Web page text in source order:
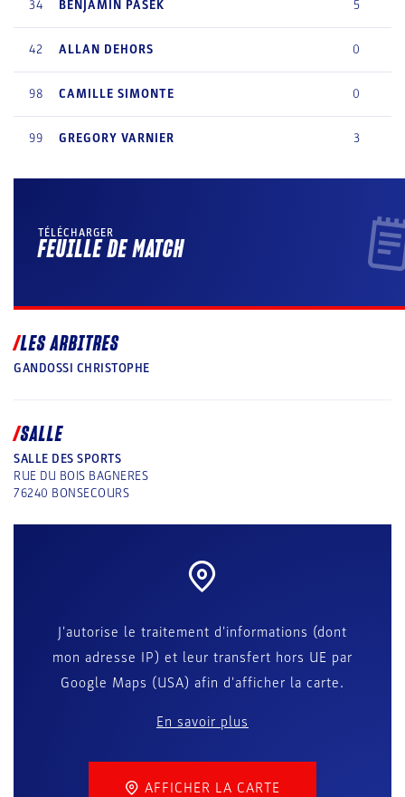
34 BENJAMIN PASEK 5
42 ALLAN DEHORS 0
98 CAMILLE SIMONTE 0
99 GREGORY VARNIER 3
TÉLÉCHARGER
FEUILLE DE MATCH
LES ARBITRES
GANDOSSI CHRISTOPHE
SALLE
SALLE DES SPORTS
RUE DU BOIS BAGNERES
76240 BONSECOURS
J'autorise le traitement d'informations (dont
mon adresse IP) et leur transfert hors UE par
Google Maps (USA) afin d'afficher la carte.
En savoir plus
AFFICHER LA CARTE